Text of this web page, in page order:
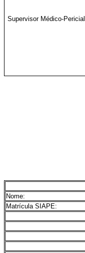
Supervisor Médico-Pericial
Nome:
Matrícula SIAPE: